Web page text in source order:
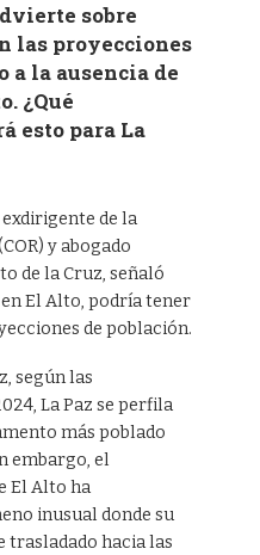
sobre
las proyecciones
a la ausencia de
¿Qué
esto para La
de la
y abogado
de la Cruz, señaló
El Alto, podría tener
de población.
según las
La Paz se perfila
más poblado
embargo, el
El Alto ha
inusual donde su
trasladado hacia las